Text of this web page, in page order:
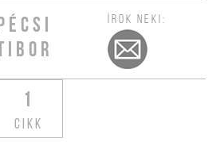
ÍROK NEKI:
1
CIKK